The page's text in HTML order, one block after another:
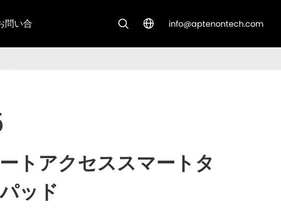
問い合   info@aptenontech.com
トアクセススマートタ
ッド